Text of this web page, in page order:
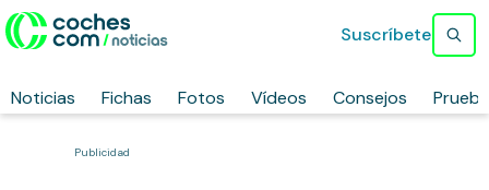
Noticias Fichas Fotos Vídeos Consejos
Suscríbete
Publicidad